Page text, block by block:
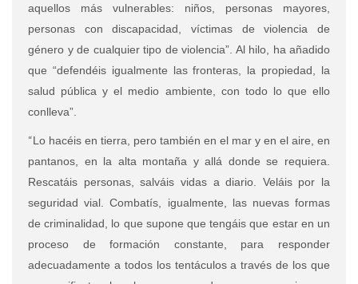
aquellos más vulnerables: niños, personas mayores,
personas con discapacidad, víctimas de violencia de
género y de cualquier tipo de violencia”. Al hilo, ha añadido
que “defendéis igualmente las fronteras, la propiedad, la
salud pública y el medio ambiente, con todo lo que ello
conlleva”.
“Lo hacéis en tierra, pero también en el mar y en el aire, en
pantanos, en la alta montaña y allá donde se requiera
Rescatáis personas, salváis vidas a diario. Veláis por la
seguridad vial. Combatís, igualmente, las nuevas formas
de criminalidad, lo que supone que tengáis que estar en un
proceso de formación constante, para responder
adecuadamente a todos los tentáculos a través de los que